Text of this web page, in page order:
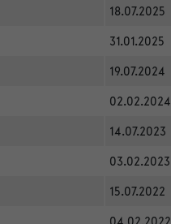
18.07.2025
31.01.2025
19.07.2024
02.02.2024
14.07.2023
03.02.2023
15.07.2022